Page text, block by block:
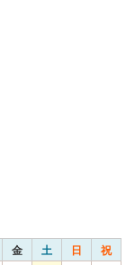
金 土 日 祝